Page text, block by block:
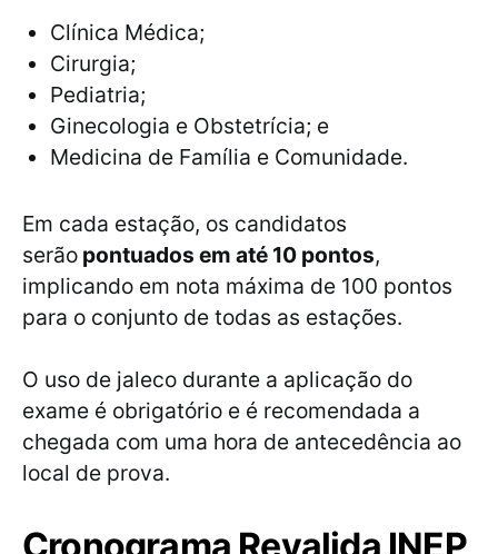
Clínica Médica;
Cirurgia;
Pediatria;
Ginecologia e Obstetrícia; e
Medicina de Família e Comunidade.
Em cada estação, os candidatos
serão pontuados em até 10 pontos,
implicando em nota máxima de 100 pontos
para o conjunto de todas as estações.
O uso de jaleco durante a aplicação do
exame é obrigatório e é recomendada a
chegada com uma hora de antecedência ao
local de prova.
Cronograma Revalida INEP